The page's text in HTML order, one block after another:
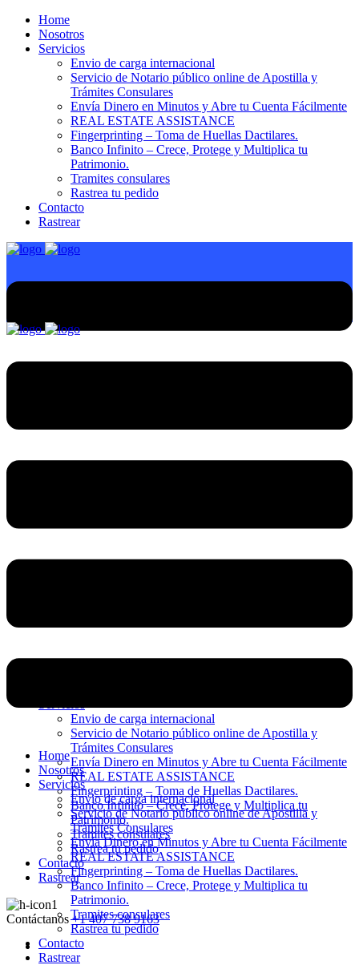
Home
Nosotros
Servicios
Envio de carga internacional
Servicio de Notario público online de Apostilla y
Trámites Consulares
Envía Dinero en Minutos y Abre tu Cuenta Fácilmente
REAL ESTATE ASSISTANCE
Fingerprinting – Toma de Huellas Dactilares.
Banco Infinito – Crece, Protege y Multiplica tu
Patrimonio.
Tramites consulares
Rastrea tu pedido
Contacto
Rastrear
Envio de carga internacional
Servicio de Notario público online de Apostilla y
Trámites Consulares
Envía Dinero en Minutos y Abre tu Cuenta Fácilmente
REAL ESTATE ASSISTANCE
Fingerprinting – Toma de Huellas Dactilares.
Banco Infinito – Crece, Protege y Multiplica tu
Patrimonio.
Tramites consulares
Rastrea tu pedido
Contacto
Rastrear
Contáctanos +1 407 738 9163
Home
Nosotros
Servicios
Envio de carga internacional
Servicio de Notario público online de Apostilla y
Trámites Consulares
Envía Dinero en Minutos y Abre tu Cuenta Fácilmente
REAL ESTATE ASSISTANCE
Fingerprinting – Toma de Huellas Dactilares.
Banco Infinito – Crece, Protege y Multiplica tu
Patrimonio.
Tramites consulares
Rastrea tu pedido
Contacto
Rastrear